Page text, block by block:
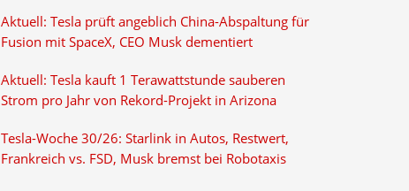
Aktuell: Tesla prüft angeblich China-Abspaltung für
Fusion mit SpaceX, CEO Musk dementiert
Aktuell: Tesla kauft 1 Terawattstunde sauberen
Strom pro Jahr von Rekord-Projekt in Arizona
Tesla-Woche 30/26: Starlink in Autos, Restwert,
Frankreich vs. FSD, Musk bremst bei Robotaxis